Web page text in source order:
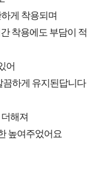
게 착용되며
착용에도 부담이 적
어
끔하게 유지된답니다
해져
높여주었어요